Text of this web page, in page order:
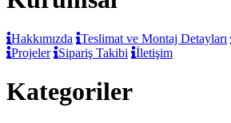
Hakkımızda Teslimat ve Montaj Detayları
Projeler
Sipariş Takibi İletişim
Kategoriler